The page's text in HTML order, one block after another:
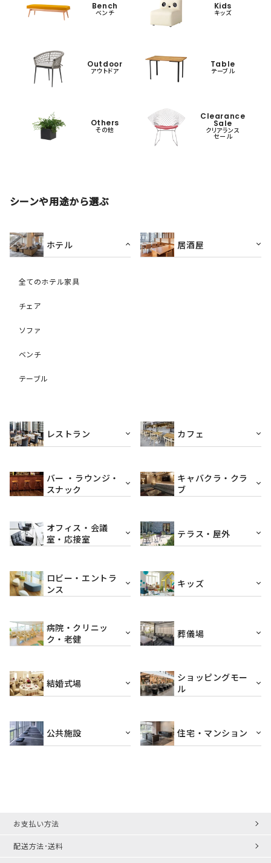
Bench
ベンチ
Kids
キッズ
Outdoor
アウトドア
Table
テーブル
Others
その他
Clearance
Sale
クリアランス
セール
シーンや用途から選ぶ
ホテル
全てのホテル家具
チェア
ソファ
ベンチ
テーブル
居酒屋
レストラン カフェ
バー ・ラウンジ・
スナック
キャバクラ・クラ
ブ
オフィス・会議
室・応接室
テラス・屋外
ロビー・エントラ
ンス
キッズ
病院・クリニッ
ク・老健
葬儀場
結婚式場
ショッピングモー
ル
公共施設 住宅・マンション
お支払い方法
配送方法･送料